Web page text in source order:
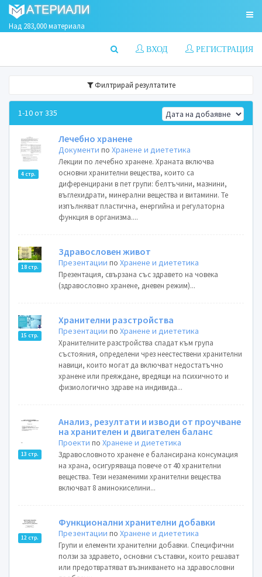
Над 283,000 материала
РЕГИСТРАЦИЯ
ВХОД
Филтрирай резултатите
1-10 от 335
4 стр.
Лечебно хранене
Документи поХранене и диететика
Лекции по лечебно хранене. Храната включва
основни хранителни вещества, които са
диференцирани в пет групи: белтъчини, мазнини,
въглехидрати, минерални вещества и витамини. Те
изпълняват пластична, енергийна и регулаторна
функция в организма....
18 стр.
Здравословен живот
Презентации поХранене и диететика
Презентация, свързана със здравето на човека
(здравословно хранене, дневен режим)...
15 стр.
Хранителни разстройства
Презентации поХранене и диететика
Хранителните разстройства спадат към група
състояния, определени чрез неестествени хранителни
навици, които могат да включват недостатъчно
хранене или преяждане, вредящи на психичното и
физиологично здраве на индивида...
13 стр.
Анализ, резултати и изводи от проучване
на хранителен и двигателен баланс
Проекти поХранене и диететика
Здравословното хранене е балансирана консумация
на храна, осигуряваща повече от 40 хранителни
вещества. Тези незаменими хранителни вещества
включват 8 аминокиселини...
12 стр.
Функционални хранителни добавки
Презентации поХранене и диететика
Групи и елементи хранителни добавки. Специфични
ползи за здравето, основни съставки, които решават
или предотвратяват възникването на здравословни